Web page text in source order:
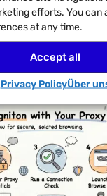
efforts. You can
at any time.
Accept all
Privacy PolicyÜber
um die erwartete
ist Ihr Profil
dedizierter
und bei jeder Sitzung